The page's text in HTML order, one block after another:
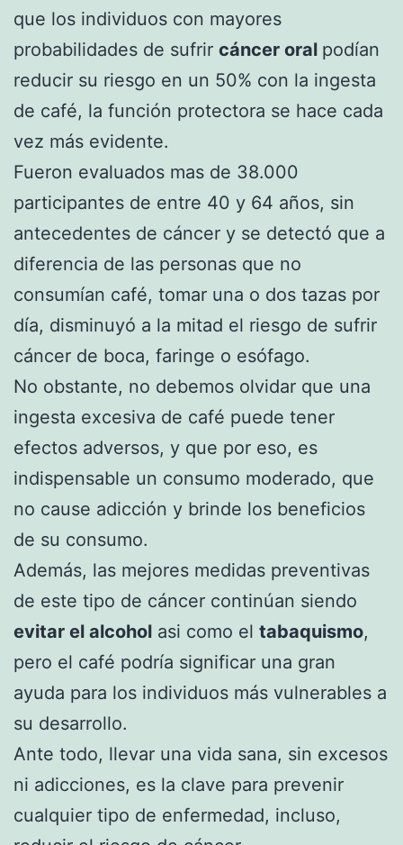
que los individuos con mayores
probabilidades de sufrir cáncer oral podían
reducir su riesgo en un 50% con la ingesta
de café, la función protectora se hace cada
vez más evidente.
Fueron evaluados mas de 38.000
participantes de entre 40 y 64 años, sin
antecedentes de cáncer y se detectó que a
diferencia de las personas que no
consumían café, tomar una o dos tazas por
día, disminuyó a la mitad el riesgo de sufrir
cáncer de boca, faringe o esófago.
No obstante, no debemos olvidar que una
ingesta excesiva de café puede tener
efectos adversos, y que por eso, es
indispensable un consumo moderado, que
no cause adicción y brinde los beneficios
de su consumo.
Además, las mejores medidas preventivas
de este tipo de cáncer continúan siendo
evitar el alcohol asi como el tabaquismo,
pero el café podría significar una gran
ayuda para los individuos más vulnerables a
su desarrollo.
Ante todo, llevar una vida sana, sin excesos
ni adicciones, es la clave para prevenir
cualquier tipo de enfermedad, incluso,